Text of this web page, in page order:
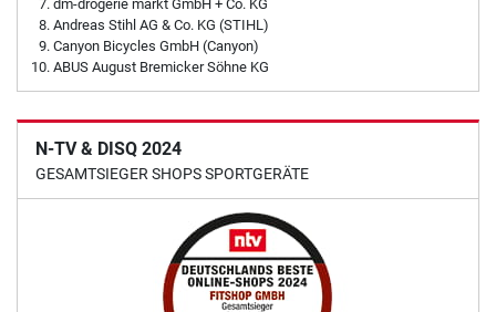
dm-drogerie markt GmbH + Co. KG
Andreas Stihl AG & Co. KG (STIHL)
Canyon Bicycles GmbH (Canyon)
ABUS August Bremicker Söhne KG
N-TV & DISQ 2024
GESAMTSIEGER SHOPS SPORTGERÄTE